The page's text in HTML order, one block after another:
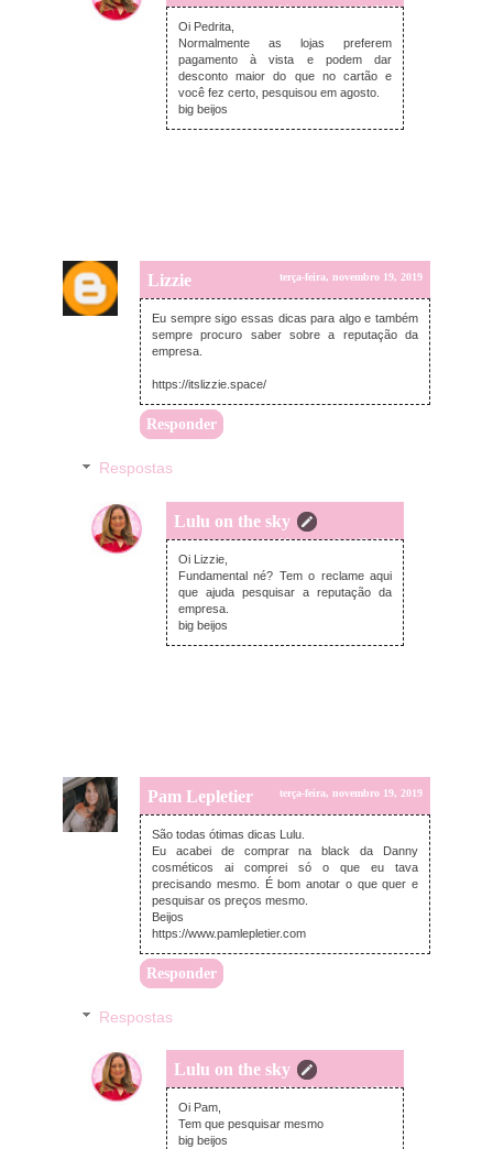
terça-feira, novembro 19, 2019
Oi Pedrita,
Normalmente as lojas preferem
pagamento à vista e podem dar
desconto maior do que no cartão e
você fez certo, pesquisou em agosto.
big beijos
Lizzie terça-feira, novembro 19, 2019
Eu sempre sigo essas dicas para algo e também
sempre procuro saber sobre a reputação da
empresa.
https://itslizzie.space/
Responder
Respostas
Lulu on the sky
terça-feira, novembro 19, 2019
Oi Lizzie,
Fundamental né? Tem o reclame aqui
que ajuda pesquisar a reputação da
empresa.
big beijos
Pam Lepletier terça-feira, novembro 19, 2019
São todas ótimas dicas Lulu.
Eu acabei de comprar na black da Danny
cosméticos ai comprei só o que eu tava
precisando mesmo. É bom anotar o que quer e
pesquisar os preços mesmo.
Beijos
https://www.pamlepletier.com
Responder
Respostas
Lulu on the sky
segunda-feira, dezembro 16, 2019
Oi Pam,
Tem que pesquisar mesmo
big beijos